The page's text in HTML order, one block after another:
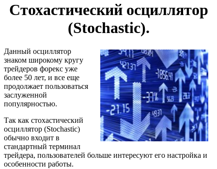
Стохастический осциллятор
(Stochastic).
Данный осциллятор
знаком широкому кругу
трейдеров форекс уже
более 50 лет, и все еще
продолжает пользоваться
заслуженной
популярностью.
Так как стохастический
осциллятор (Stochastic)
обычно входит в
стандартный терминал
трейдера, пользователей больше интересуют его настройка и
особенности работы.